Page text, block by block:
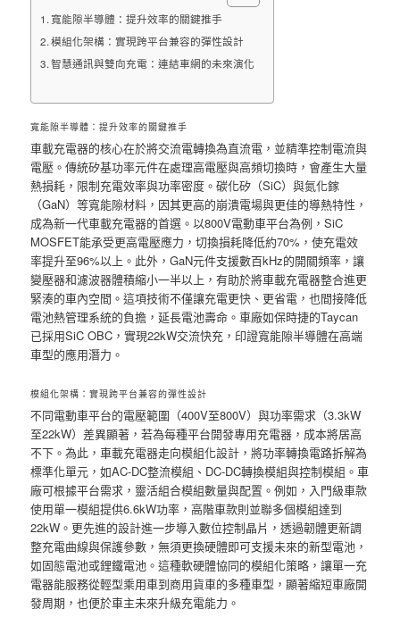
寬能隙半導體：提升效率的關鍵推手
模組化架構：實現跨平台兼容的彈性設計
智慧通訊與雙向充電：連結車網的未來演化
寬能隙半導體：提升效率的關鍵推手
車載充電器的核心在於將交流電轉換為直流電，並精準控制電流與
電壓。傳統矽基功率元件在處理高電壓與高頻切換時，會產生大量
熱損耗，限制充電效率與功率密度。碳化矽（SiC）與氮化鎵
（GaN）等寬能隙材料，因其更高的崩潰電場與更佳的導熱特性，
成為新一代車載充電器的首選。以800V電動車平台為例，SiC
MOSFET能承受更高電壓應力，切換損耗降低約70%，使充電效
率提升至96%以上。此外，GaN元件支援數百kHz的開關頻率，讓
變壓器和濾波器體積縮小一半以上，有助於將車載充電器整合進更
緊湊的車內空間。這項技術不僅讓充電更快、更省電，也間接降低
電池熱管理系統的負擔，延長電池壽命。車廠如保時捷的Taycan
已採用SiC OBC，實現22kW交流快充，印證寬能隙半導體在高端
車型的應用潛力。
模組化架構：實現跨平台兼容的彈性設計
不同電動車平台的電壓範圍（400V至800V）與功率需求（3.3kW
至22kW）差異顯著，若為每種平台開發專用充電器，成本將居高
不下。為此，車載充電器走向模組化設計，將功率轉換電路拆解為
標準化單元，如AC-DC整流模組、DC-DC轉換模組與控制模組。車
廠可根據平台需求，靈活組合模組數量與配置。例如，入門級車款
使用單一模組提供6.6kW功率，高階車款則並聯多個模組達到
22kW。更先進的設計進一步導入數位控制晶片，透過韌體更新調
整充電曲線與保護參數，無須更換硬體即可支援未來的新型電池，
如固態電池或鋰鐵電池。這種軟硬體協同的模組化策略，讓單一充
電器能服務從輕型乘用車到商用貨車的多種車型，顯著縮短車廠開
發周期，也便於車主未來升級充電能力。